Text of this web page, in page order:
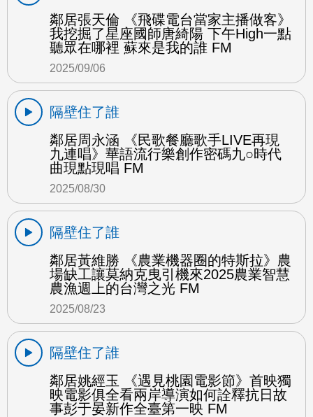
鄰居張天倫 《飛碟電台當家主播做客》
我挖掘了星座國師唐綺陽 下午High一點
聽眾在哪裡 蘇來是我的誰 FM
2025/09/06
隔壁住了誰
鄰居周永涵 《民歌餐廳歌手LIVE再現
九連唱》華語流行樂創作密碼九○時代
曲現點現唱 FM
2025/08/30
隔壁住了誰
鄰居黃維勝 《農業機器圈的特斯拉》農
場缺工讓莫納克曳引機來2025農業智慧
農漁週上的台灣之光 FM
2025/08/23
隔壁住了誰
鄰居姚經玉 《遇見桃園電影節》首映獨
映電影俱全看兩岸導演如何詮釋抗日故
事彭于晏新作全臺第一映 FM